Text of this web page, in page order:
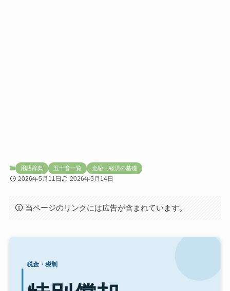
用語辞典 五十音一覧 金融・経済の基礎
2026年5月11日 2026年5月14日
当ページのリンクには広告が含まれています。